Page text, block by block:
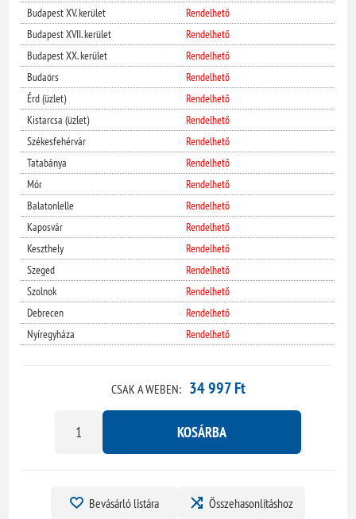
Budapest XV. kerület
Rendelhető
Budapest XVII. kerület
Rendelhető
Budapest XX. kerület
Rendelhető
Budaörs
Rendelhető
Érd (üzlet)
Rendelhető
Kistarcsa (üzlet)
Rendelhető
Székesfehérvár
Rendelhető
Tatabánya
Rendelhető
Mór
Rendelhető
Balatonlelle
Rendelhető
Kaposvár
Rendelhető
Keszthely
Rendelhető
Szeged
Rendelhető
Szolnok
Rendelhető
Debrecen
Rendelhető
Nyíregyháza
Rendelhető
CSAK A WEBEN: 34 997 Ft
KOSÁRBA
Bevásárló listára Összehasonlításhoz